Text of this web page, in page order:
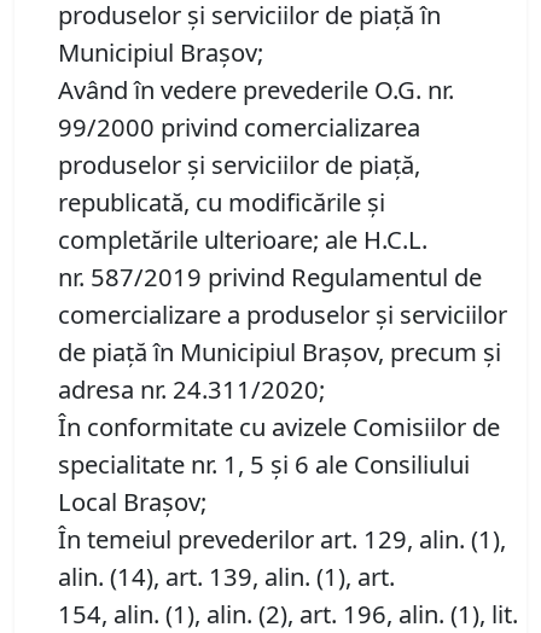
produselor și serviciilor de piață în
Municipiul Braşov;
Având în vedere prevederile O.G. nr.
99/2000 privind comercializarea
produselor şi serviciilor de piaţă,
republicată, cu modificările şi
completările ulterioare; ale H.C.L.
nr. 587/2019 privind Regulamentul de
comercializare a produselor și serviciilor
de piață în Municipiul Braşov, precum şi
adresa nr. 24.311/2020;
În conformitate cu avizele Comisiilor de
specialitate nr. 1, 5 și 6 ale Consiliului
Local Brașov;
În temeiul prevederilor art. 129, alin. (1),
alin. (14), art. 139, alin. (1), art.
154, alin. (1), alin. (2), art. 196, alin. (1), lit.